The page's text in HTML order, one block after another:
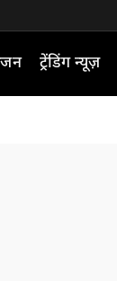
ट्रेंडिंग न्यूज़